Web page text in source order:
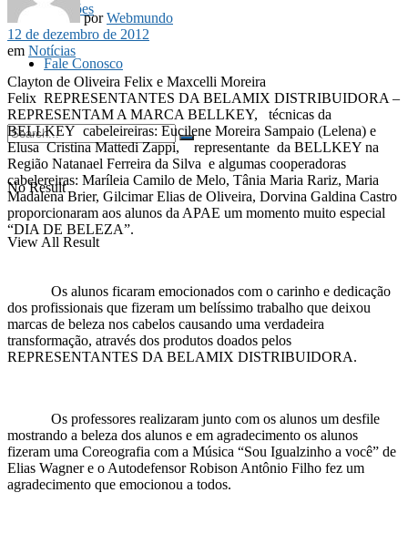
Doações
Fale Conosco
No Result
View All Result
por Webmundo
12 de dezembro de 2012
em Notícias
Clayton de Oliveira Felix e Maxcelli Moreira
Felix REPRESENTANTES DA BELAMIX DISTRIBUIDORA –
REPRESENTAM A MARCA BELLKEY, técnicas da
BELLKEY cabeleireiras: Eucilene Moreira Sampaio (Lelena) e
Elusa Cristina Mattedi Zappi, representante da BELLKEY na
Região Natanael Ferreira da Silva e algumas cooperadoras
cabelereiras: Maríleia Camilo de Melo, Tânia Maria Rariz, Maria
Madalena Brier, Gilcimar Elias de Oliveira, Dorvina Galdina Castro
proporcionaram aos alunos da APAE um momento muito especial
“DIA DE BELEZA”.
Os alunos ficaram emocionados com o carinho e dedicação
dos profissionais que fizeram um belíssimo trabalho que deixou
marcas de beleza nos cabelos causando uma verdadeira
transformação, através dos produtos doados pelos
REPRESENTANTES DA BELAMIX DISTRIBUIDORA.
Os professores realizaram junto com os alunos um desfile
mostrando a beleza dos alunos e em agradecimento os alunos
fizeram uma Coreografia com a Música “Sou Igualzinho a você” de
Elias Wagner e o Autodefensor Robison Antônio Filho fez um
agradecimento que emocionou a todos.